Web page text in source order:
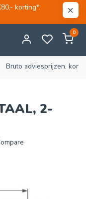
korting*.
0
Bruto adviesprijzen,
2-